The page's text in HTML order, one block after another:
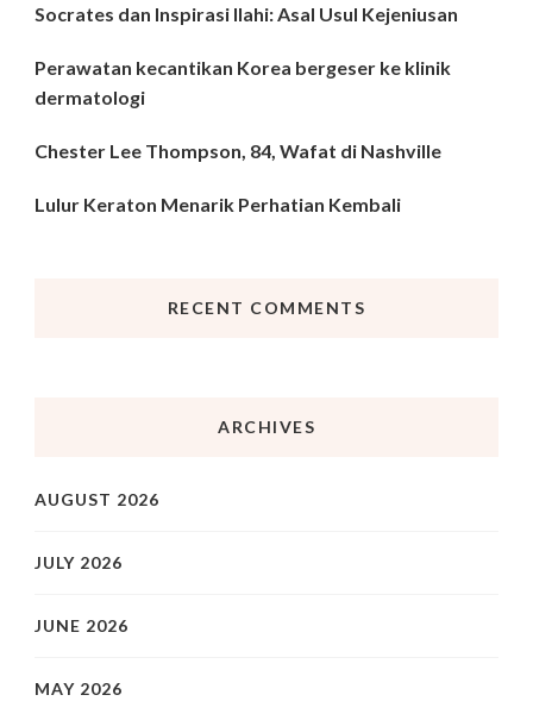
Socrates dan Inspirasi Ilahi: Asal Usul Kejeniusan
Perawatan kecantikan Korea bergeser ke klinik
dermatologi
Chester Lee Thompson, 84, Wafat di Nashville
Lulur Keraton Menarik Perhatian Kembali
RECENT COMMENTS
ARCHIVES
AUGUST 2026
JULY 2026
JUNE 2026
MAY 2026